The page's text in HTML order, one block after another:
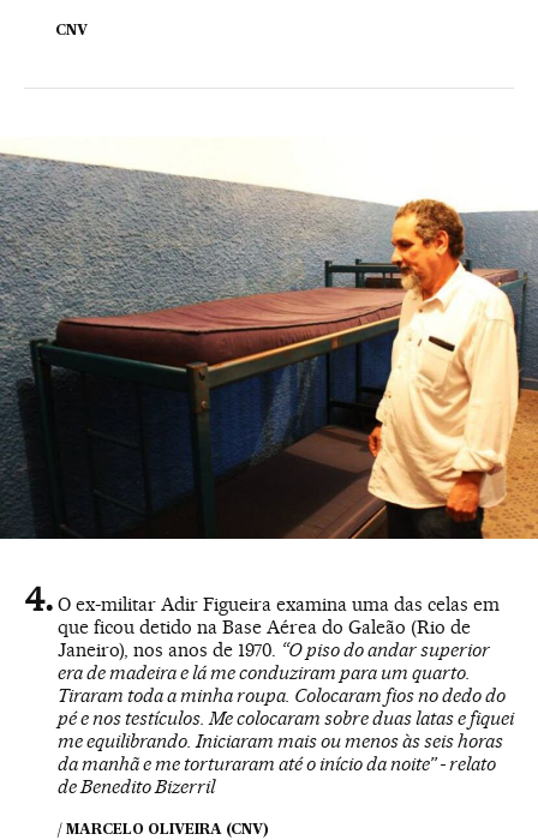
CNV
O ex-militar Adir Figueira examina uma das celas em
que ficou detido na Base Aérea do Galeão (Rio de
Janeiro), nos anos de 1970. “O piso do andar superior
era de madeira e lá me conduziram para um quarto.
Tiraram toda a minha roupa. Colocaram fios no dedo do
pé e nos testículos. Me colocaram sobre duas latas e fiquei
me equilibrando. Iniciaram mais ou menos às seis horas
da manhã e me torturaram até o início da noite” - relato
de Benedito Bizerril
/ MARCELO OLIVEIRA (CNV)